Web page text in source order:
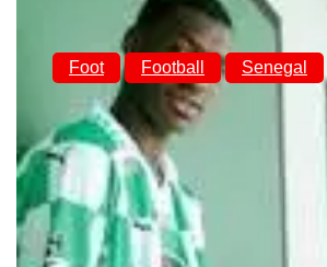
Foot Football Senegal
Le Football
Sénégalais :